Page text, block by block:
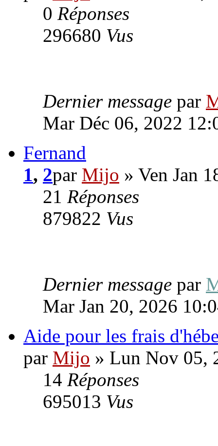
0 Réponses
296680 Vus
Dernier message par
Mar Déc 06, 2022
Fernand
1, 2par Mijo » Ven Jan
21 Réponses
879822 Vus
Dernier message par
Mar Jan 20, 2026
Aide pour les frais
par Mijo » Lun Nov 05,
14 Réponses
695013 Vus